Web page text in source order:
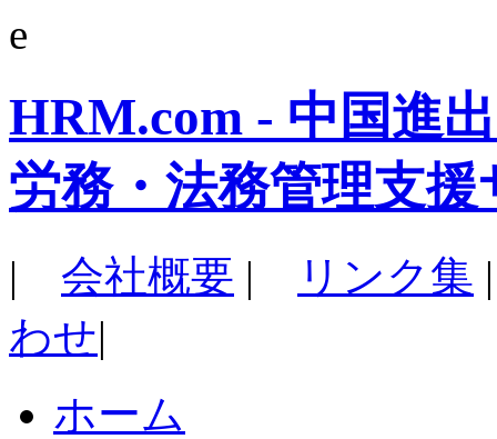
e
HRM.com - 中国進
労務・法務管理支援
| 会社概要 | リンク集
わせ|
ホーム